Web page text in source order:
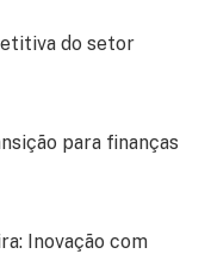
do setor
para finanças
Inovação com